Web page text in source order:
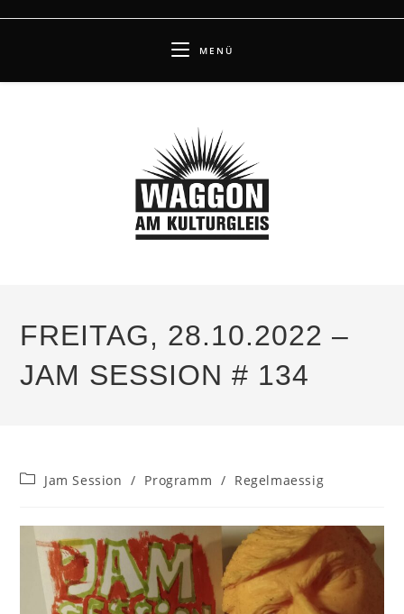
MENÜ
FREITAG, 28.10.2022 –
JAM SESSION # 134
Beitrags-
Jam Session / Programm / Regelmaessig